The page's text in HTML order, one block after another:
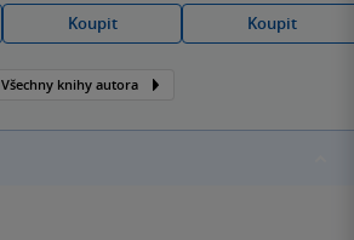
Koupit Koupit
Všechny knihy autora